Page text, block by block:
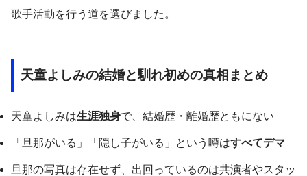
歌手活動を行う道を選びました。
天童よしみの結婚と馴れ初めの真相まとめ
天童よしみは生涯独身で、結婚歴・離婚歴ともにない
「旦那がいる」「隠し子がいる」という噂はすべてデマ
旦那の写真は存在せず、出回っているのは共演者やスタッ